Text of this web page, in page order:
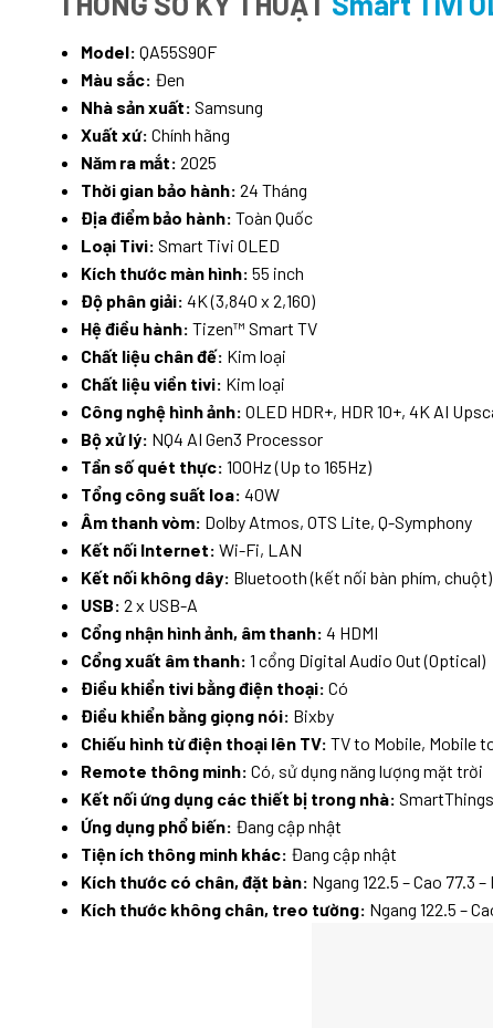
Model: QA55S90F
Màu sắc: Đen
Nhà sản xuất: Samsung
Xuất xứ: Chính hãng
Năm ra mắt: 2025
Thời gian bảo hành: 24 Tháng
Địa điểm bảo hành: Toàn Quốc
Loại Tivi: Smart Tivi OLED
Kích thước màn hình: 55 inch
Độ phân giải: 4K (3,840 x 2,160)
Hệ điều hành: Tizen™ Smart TV
Chất liệu chân đế: Kim loại
Chất liệu viền tivi: Kim loại
Công nghệ hình ảnh: OLED HDR+, HDR 10+, 4K AI
Bộ xử lý: NQ4 AI Gen3 Processor
Tần số quét thực: 100Hz (Up to 165Hz)
Tổng công suất loa: 40W
Âm thanh vòm: Dolby Atmos, OTS Lite, Q-Symphony
Kết nối Internet: Wi-Fi, LAN
Kết nối không dây: Bluetooth (kết nối bàn phím, chuột)
USB: 2 x USB-A
Cổng nhận hình ảnh, âm thanh: 4 HDMI
Cổng xuất âm thanh: 1 cổng Digital Audio Out (Optical)
Điều khiển tivi bằng điện thoại: Có
Điều khiển bằng giọng nói: Bixby
Chiếu hình từ điện thoại lên TV: TV to Mobile, Mobile
Remote thông minh: Có, sử dụng năng lượng mặt trời
Kết nối ứng dụng các thiết bị trong nhà: SmartThings
Ứng dụng phổ biến: Đang cập nhật
Tiện ích thông minh khác: Đang cập nhật
Kích thước có chân, đặt bàn: Ngang 122.5 – Cao 77.3
Kích thước không chân, treo tường: Ngang 122.5 –